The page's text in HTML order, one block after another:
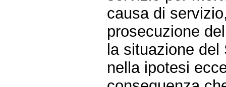
causa di
prosecuzione
la situazione del
nella ipotesi